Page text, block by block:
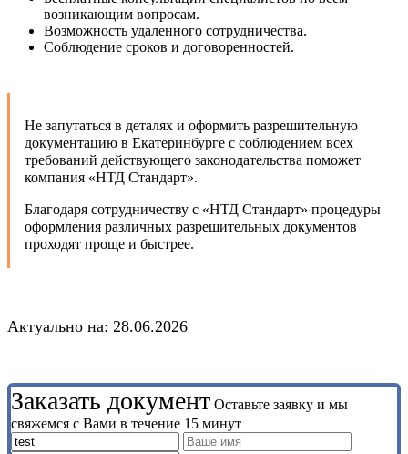
возникающим вопросам.
Возможность удаленного сотрудничества.
Соблюдение сроков и договоренностей.
Не запутаться в деталях и оформить разрешительную
документацию в Екатеринбурге с соблюдением всех
требований действующего законодательства поможет
компания «НТД Стандарт».
Благодаря сотрудничеству с «НТД Стандарт» процедуры
оформления различных разрешительных документов
проходят проще и быстрее.
Актуально на: 28.06.2026
Заказать документ Оставьте заявку и мы
свяжемся с Вами в течение 15 минут